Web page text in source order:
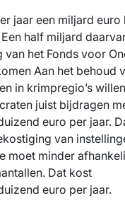
jaar een miljard
half miljard
van het Fonds voor
Aan het behoud
in krimpregio’s
juist bijdragen
euro per jaar.
van
moet minder
Dat kost
euro per jaar.